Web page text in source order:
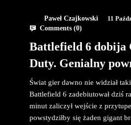
Paweł Czajkowski
11
Comments (0)
Battlefield 6 dobija
Duty. Genialny
Świat gier dawno nie widział
Battlefield 6 zadebiutował dziś
minut zaliczył wejście z
powstydziłby się żaden gigant